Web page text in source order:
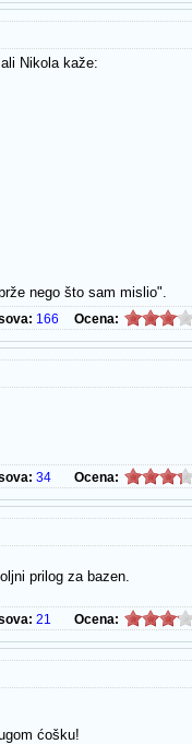
Nikola kaže:
nego što sam mislio".
166 Ocena:
34 Ocena:
prilog za bazen.
21 Ocena:
ćošku!